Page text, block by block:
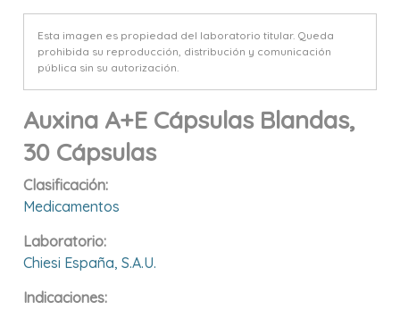
Esta imagen es propiedad del laboratorio titular. Queda
prohibida su reproducción, distribución y comunicación
pública sin su autorización.
Auxina A+e Cápsulas Blandas,
30 Cápsulas
Clasificación:
Medicamentos
Laboratorio:
Chiesi España, S.a.u.
Indicaciones: